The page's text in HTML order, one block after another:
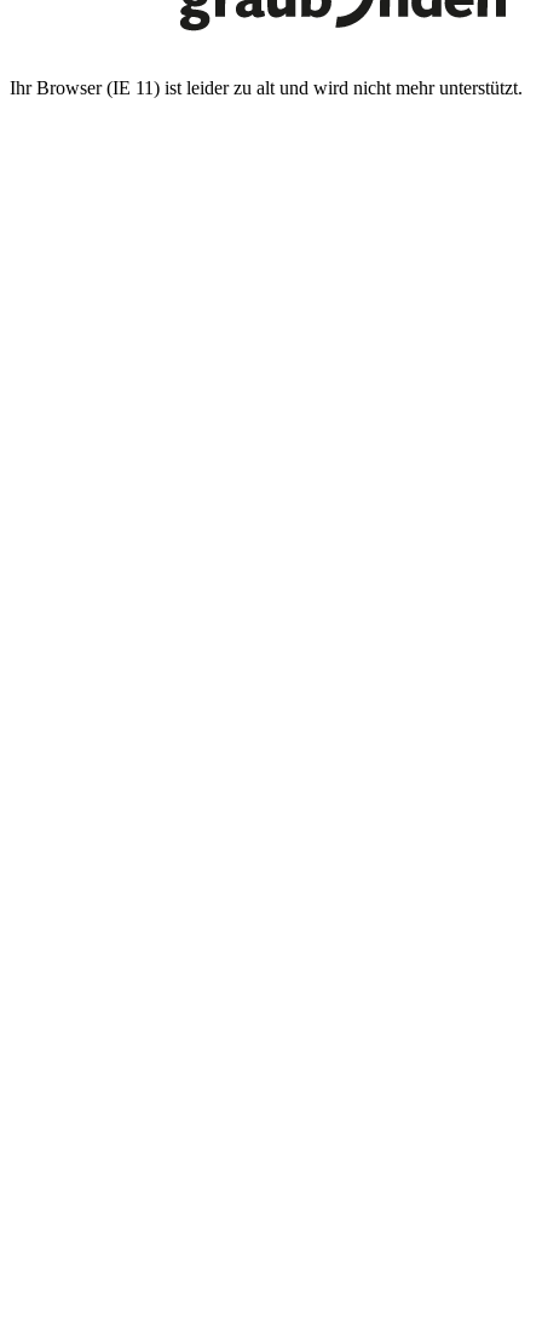
Ihr Browser (IE 11) ist leider zu alt und wird nicht mehr unterstützt.